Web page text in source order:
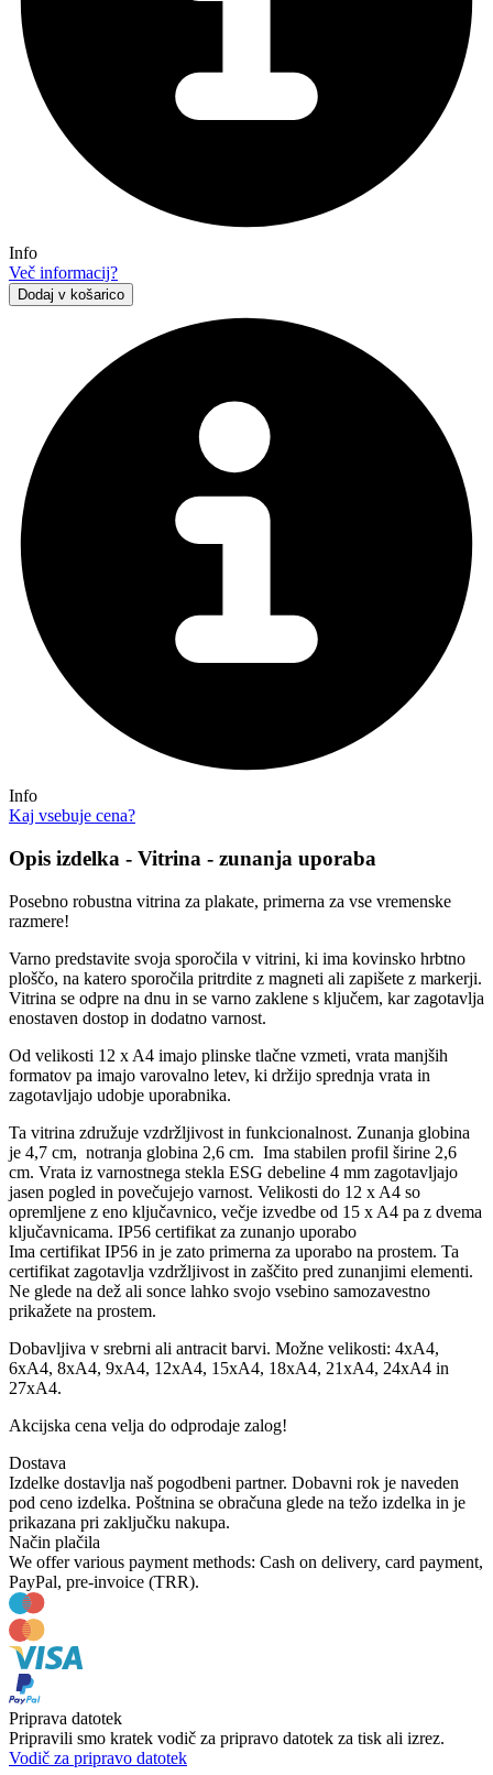
Info
Več informacij?
Dodaj v košarico
Info
Kaj vsebuje cena?
Opis izdelka - Vitrina - zunanja uporaba
Posebno robustna vitrina za plakate, primerna za vse vremenske
razmere!
Varno predstavite svoja sporočila v vitrini, ki ima kovinsko hrbtno
ploščo, na katero sporočila pritrdite z magneti ali zapišete z markerji.
Vitrina se odpre na dnu in se varno zaklene s ključem, kar zagotavlja
enostaven dostop in dodatno varnost.
Od velikosti 12 x A4 imajo plinske tlačne vzmeti, vrata manjših
formatov pa imajo varovalno letev, ki držijo sprednja vrata in
zagotavljajo udobje uporabnika.
Ta vitrina združuje vzdržljivost in funkcionalnost. Zunanja globina
je 4,7 cm, notranja globina 2,6 cm. Ima stabilen profil širine 2,6
cm. Vrata iz varnostnega stekla ESG debeline 4 mm zagotavljajo
jasen pogled in povečujejo varnost. Velikosti do 12 x A4 so
opremljene z eno ključavnico, večje izvedbe od 15 x A4 pa z dvema
ključavnicama. IP56 certifikat za zunanjo uporabo
Ima certifikat IP56 in je zato primerna za uporabo na prostem. Ta
certifikat zagotavlja vzdržljivost in zaščito pred zunanjimi elementi.
Ne glede na dež ali sonce lahko svojo vsebino samozavestno
prikažete na prostem.
Dobavljiva v srebrni ali antracit barvi. Možne velikosti: 4xA4,
6xA4, 8xA4, 9xA4, 12xA4, 15xA4, 18xA4, 21xA4, 24xA4 in
27xA4.
Akcijska cena velja do odprodaje zalog!
Dostava
Izdelke dostavlja naš pogodbeni partner. Dobavni rok je naveden
pod ceno izdelka. Poštnina se obračuna glede na težo izdelka in je
prikazana pri zaključku nakupa.
Način plačila
We offer various payment methods: Cash on delivery, card payment,
PayPal, pre-invoice (TRR).
Priprava datotek
Pripravili smo kratek vodič za pripravo datotek za tisk ali izrez.
Vodič za pripravo datotek